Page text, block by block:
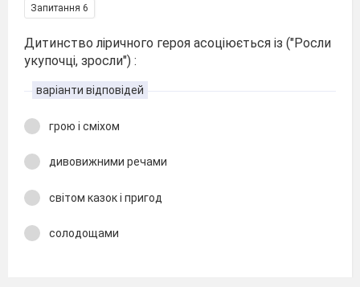
Запитання 6
Дитинство ліричного героя асоціюється із ("Росли
укупочці, зросли") :
варіанти відповідей
грою і сміхом
дивовижними речами
світом казок і пригод
солодощами